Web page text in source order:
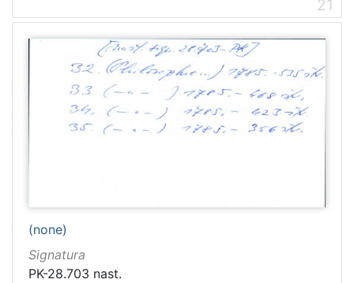
21
(none)
Signatura
PK-28.703 nast.